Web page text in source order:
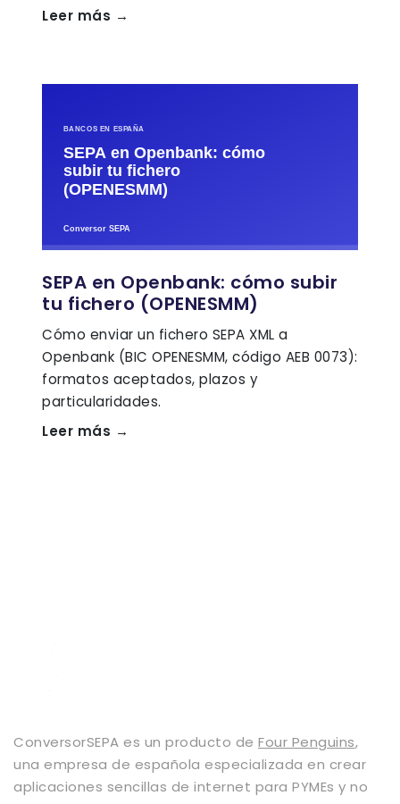
Leer más →
SEPA en Openbank: cómo subir
tu fichero (OPENESMM)
Cómo enviar un fichero SEPA XML a
Openbank (BIC OPENESMM, código AEB 0073):
formatos aceptados, plazos y
particularidades.
Leer más →
ConversorSEPA es un producto de Four Penguins,
una empresa de española especializada en crear
aplicaciones sencillas de internet para PYMEs y no